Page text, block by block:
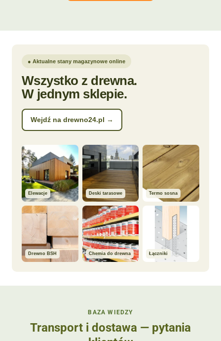
● Aktualne stany magazynowe online
Wszystko z drewna.
W jednym sklepie.
Wejdź na drewno24.pl →
Elewacje Deski tarasowe Termo sosna
Drewno BSH Chemia do drewna Łączniki
BAZA WIEDZY
Transport i dostawa — pytania